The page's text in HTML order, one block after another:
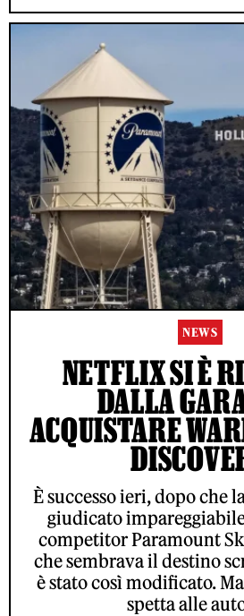
NEWS
NETFLIX SI È
DALLA
ACQUISTARE
È successo ieri, dopo che
giudicato
competitor Paramount
che sembrava il destino
è stato così modificato.
spetta alle